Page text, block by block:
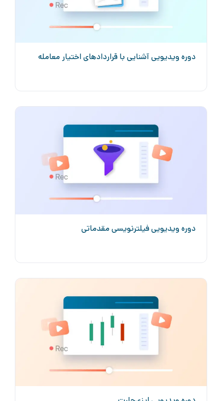
دوره ویدیویی آشنایی با قراردادهای اختیار معامله
دوره ویدیویی فیلترنویسی مقدماتی